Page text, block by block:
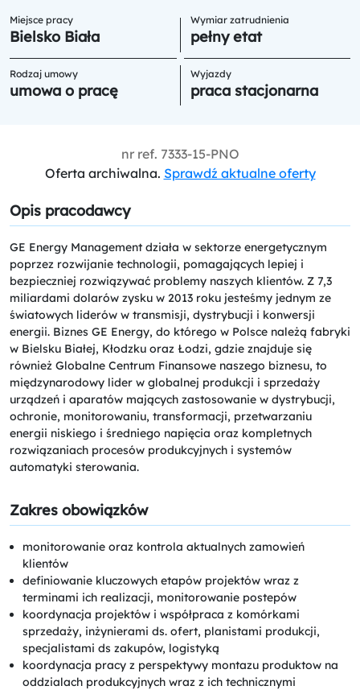
Miejsce pracy
Bielsko Biała
Wymiar zatrudnienia
pełny etat
Rodzaj umowy
umowa o pracę
Wyjazdy
praca stacjonarna
nr ref. 7333-15-PNO
Oferta archiwalna. Sprawdź aktualne oferty
Opis pracodawcy
GE Energy Management działa w sektorze energetycznym
poprzez rozwijanie technologii, pomagających lepiej i
bezpieczniej rozwiązywać problemy naszych klientów. Z 7,3
miliardami dolarów zysku w 2013 roku jesteśmy jednym ze
światowych liderów w transmisji, dystrybucji i konwersji
energii. Biznes GE Energy, do którego w Polsce należą fabryki
w Bielsku Białej, Kłodzku oraz Łodzi, gdzie znajduje się
również Globalne Centrum Finansowe naszego biznesu, to
międzynarodowy lider w globalnej produkcji i sprzedaży
urządzeń i aparatów mających zastosowanie w dystrybucji,
ochronie, monitorowaniu, transformacji, przetwarzaniu
energii niskiego i średniego napięcia oraz kompletnych
rozwiązaniach procesów produkcyjnych i systemów
automatyki sterowania.
Zakres obowiązków
monitorowanie oraz kontrola aktualnych zamowień
klientów
definiowanie kluczowych etapów projektów wraz z
terminami ich realizacji, monitorowanie postepów
koordynacja projektów i współpraca z komórkami
sprzedaży, inżynierami ds. ofert, planistami produkcji,
specjalistami ds zakupów, logistyką
koordynacja pracy z perspektywy montazu produktow na
oddzialach produkcyjnych wraz z ich technicznymi